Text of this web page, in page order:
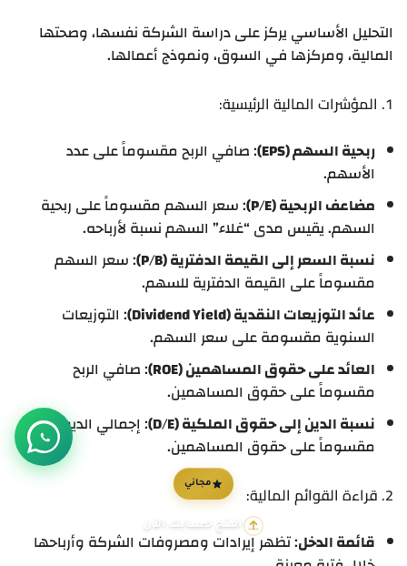
التحليل الأساسي يركز على دراسة الشركة نفسها، وصحتها
المالية، ومركزها في السوق، ونموذج أعمالها.
1. المؤشرات المالية الرئيسية:
ربحية السهم (EPS)
: صافي الربح مقسوماً على عدد
الأسهم.
مضاعف الربحية (P/E)
: سعر السهم مقسوماً على ربحية
السهم. يقيس مدى “غلاء” السهم نسبة لأرباحه.
نسبة السعر إلى القيمة الدفترية (P/B)
: سعر السهم
مقسوماً على القيمة الدفترية للسهم.
عائد التوزيعات النقدية (Dividend Yield)
: التوزيعات
السنوية مقسومة على سعر السهم.
العائد على حقوق المساهمين (ROE)
: صافي الربح
مقسوماً على حقوق المساهمين.
نسبة الدين إلى حقوق الملكية (D/E)
: إجمالي الديون
مقسوماً على حقوق المساهمين.
2. قراءة القوائم المالية:
قائمة الدخل: تظهر إيرادات ومصروفات الشركة وأرباحها
مجاني
افتح حسابك الآن